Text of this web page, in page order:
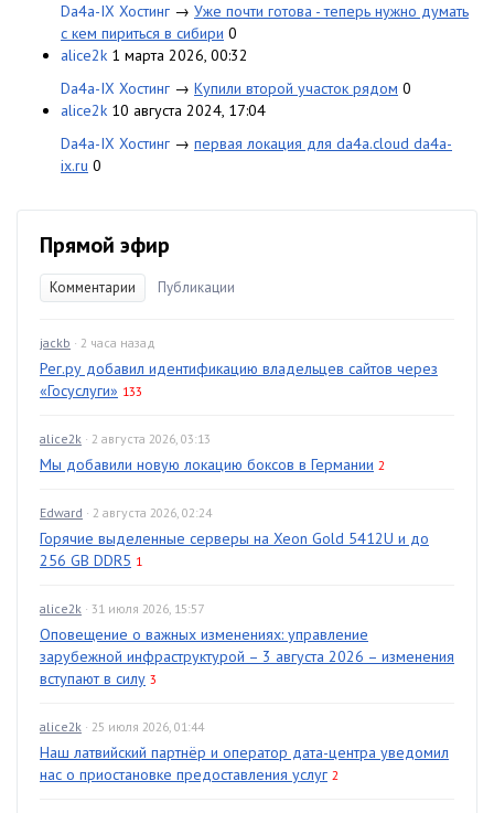
Da4a-IX Хостинг → Уже почти готова - теперь нужно думать
с кем пириться в сибири 0
alice2k 1 марта 2026, 00:32
Da4a-IX Хостинг → Купили второй участок рядом 0
alice2k 10 августа 2024, 17:04
Da4a-IX Хостинг → первая локация для da4a.cloud da4a-
ix.ru 0
Прямой эфир
Комментарии Публикации
jackb · 2 часа назад
Рег.ру добавил идентификацию владельцев сайтов через
«Госуслуги» 133
alice2k · 2 августа 2026, 03:13
Мы добавили новую локацию боксов в Германии 2
Edward · 2 августа 2026, 02:24
Горячие выделенные серверы на Xeon Gold 5412U и до
256 GB DDR5 1
alice2k · 31 июля 2026, 15:57
Оповещение о важных изменениях: управление
зарубежной инфраструктурой – 3 августа 2026 – изменения
вступают в силу 3
alice2k · 25 июля 2026, 01:44
Наш латвийский партнёр и оператор дата-центра уведомил
нас о приостановке предоставления услуг 2